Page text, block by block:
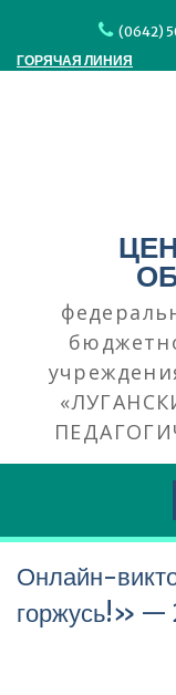
содержимому
(0642)
ГОРЯЧАЯ ЛИНИЯ
Онлайн-
горжусь!» —